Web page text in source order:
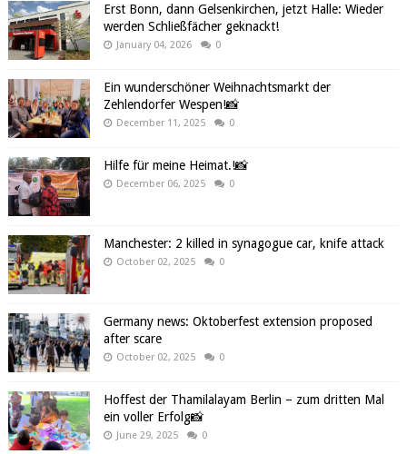
Erst Bonn, dann Gelsenkirchen, jetzt Halle: Wieder
werden Schließfächer geknackt!
January 04, 2026 0
Ein wunderschöner Weihnachtsmarkt der
Zehlendorfer Wespen!📸
December 11, 2025 0
Hilfe für meine Heimat.!📸
December 06, 2025 0
Manchester: 2 killed in synagogue car, knife attack
October 02, 2025 0
Germany news: Oktoberfest extension proposed
after scare
October 02, 2025 0
Hoffest der Thamilalayam Berlin – zum dritten Mal
ein voller Erfolg📸
June 29, 2025 0